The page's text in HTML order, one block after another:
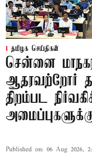
தமிழக செய்திகள்
சென்னை
ஆதரவற்றோர்
திறம்பட
Published on: 06 Aug 2026,